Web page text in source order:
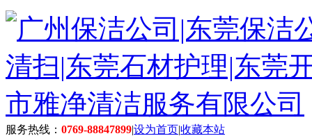
服务热线： 0769-88847899|设为首页|收藏本站